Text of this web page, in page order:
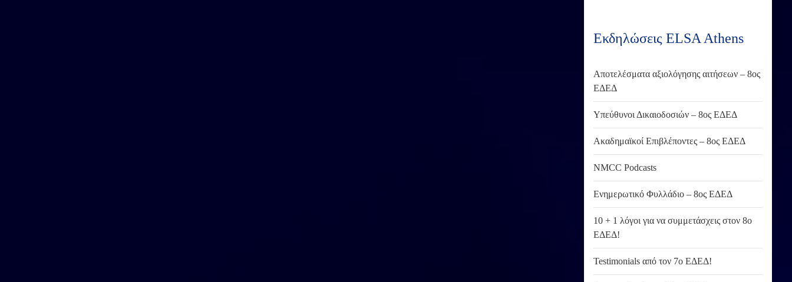
Εκδηλώσεις ELSA Athens
Αποτελέσματα αξιολόγησης αιτήσεων – 8ος
ΕΔΕΔ
Υπεύθυνοι Δικαιοδοσιών – 8ος ΕΔΕΔ
Ακαδημαϊκοί Επιβλέποντες – 8ος ΕΔΕΔ
NMCC Podcasts
Ενημερωτικό Φυλλάδιο – 8ος ΕΔΕΔ
10 + 1 λόγοι για να συμμετάσχεις στον 8ο
ΕΔΕΔ!
Testimonials από τον 7ο ΕΔΕΔ!